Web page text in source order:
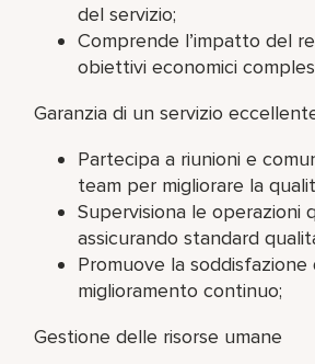
del servizio;
Comprende l’impatto del
obiettivi economici
Garanzia di un servizio
Partecipa a riunioni e
team per migliorare la
Supervisiona le operazioni
assicurando standard
Promuove la soddisfazione
miglioramento continuo;
Gestione delle risorse umane